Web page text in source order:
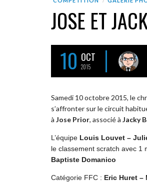
JOSE ET
10 OCT
2015
Samedi 10 octobre 2015, le
s’affronter sur le circuit
à Jose Prior, associé à Jacky
L’équipe Louis Louvet –
le classement scratch avec 1
Baptiste Domanico
Catégorie FFC : Eric Huret –